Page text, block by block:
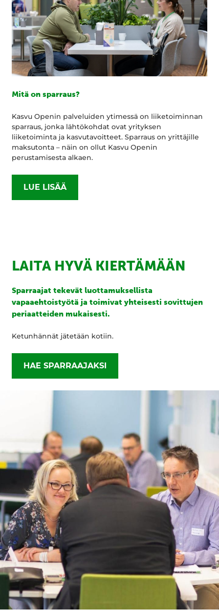
Mitä on sparraus?
Kasvu Openin palveluiden ytimessä on liiketoiminnan
sparraus, jonka lähtökohdat ovat yrityksen
liiketoiminta ja kasvutavoitteet. Sparraus on yrittäjille
maksutonta – näin on ollut Kasvu Openin
perustamisesta alkaen.
LUE LISÄÄ
LAITA HYVÄ KIERTÄMÄÄN
Sparraajat tekevät luottamuksellista
vapaaehtoistyötä ja toimivat yhteisesti sovittujen
periaatteiden mukaisesti.
Ketunhännät jätetään kotiin.
HAE SPARRAAJAKSI